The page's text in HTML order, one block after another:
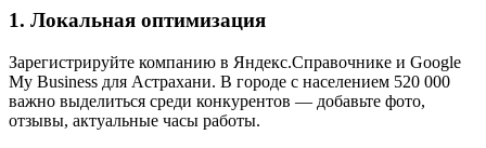
1. Локальная оптимизация
Зарегистрируйте компанию в Яндекс.Справочнике и Google
My Business для Астрахани. В городе с населением 520 000
важно выделиться среди конкурентов — добавьте фото,
отзывы, актуальные часы работы.